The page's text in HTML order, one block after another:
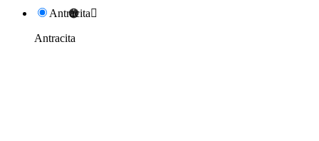
Antracita
Antracita